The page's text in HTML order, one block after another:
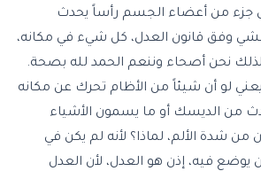
جزء من أعضاء الجسم رأساً يحدث
وفق قانون العدل، كل شيء في مكانه،
نحن أصحاء وننعم الحمد لله بصحة.
لو أن شيئاً من الأظام تحرك عن مكانه
من الديسك أو ما يسمون الأشياء
من شدة الألم، لماذا؟ لأنه لم يكن في
فيه، إذن هو العدل، لأن العدل